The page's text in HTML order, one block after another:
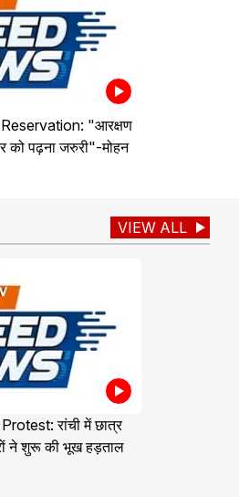
"आरक्षण
पढ़ना जरुरी"-मोहन
VIEW ALL
रांची में छात्र
ने शुरू की भूख हड़ताल